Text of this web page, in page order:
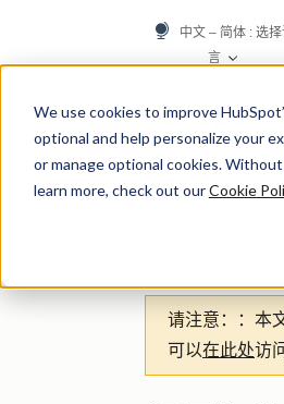
We use cookies to improve
optional and help personalize your
or manage optional cookies.
learn more, check out ourCookie
中文 – 简体 : 选
言
请注意： ：本
可以在此处访